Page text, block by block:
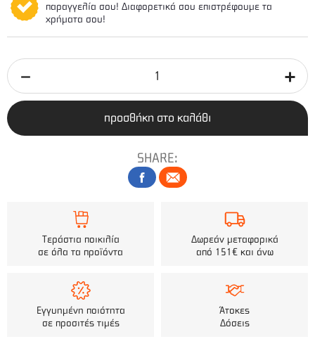
παραγγελία σου! Διαφορετικά σου επιστρέφουμε τα
χρήματα σου!
προσθήκη στο καλάθι
SHARE:
Τεράστια ποικιλία
σε όλα τα προϊόντα
Δωρεάν μεταφορικά
από 151€ και άνω
Εγγυημένη ποιότητα
σε προσιτές τιμές
Άτοκες
Δόσεις